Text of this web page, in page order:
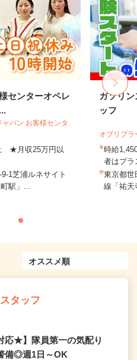
センターオペレ
パン お客様センタ
★月収25万円以
1芝浦ルネサイト
駅」...
ガソリ
ッフ
オブリプ
時給
者はプラ
東京都世
線「祐天
タッフ
応★】隊員第一の気配り
備◎週1日～OK